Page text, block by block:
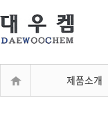
제품소개